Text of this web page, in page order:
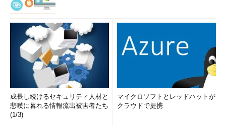
成長し続けるセキュリティ人材と
悲嘆に暮れる情報流出被害者たち
(1/3)
マイクロソフトとレッドハットが
クラウドで提携